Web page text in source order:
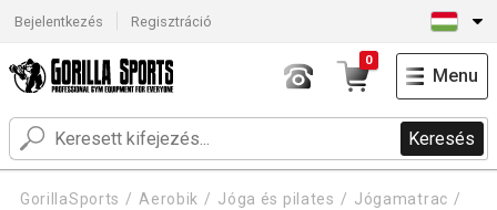
Bejelentkezés Regisztráció
Keresés
0
Menu
GorillaSports Aerobik Jóga és pilates
Jógamatrac